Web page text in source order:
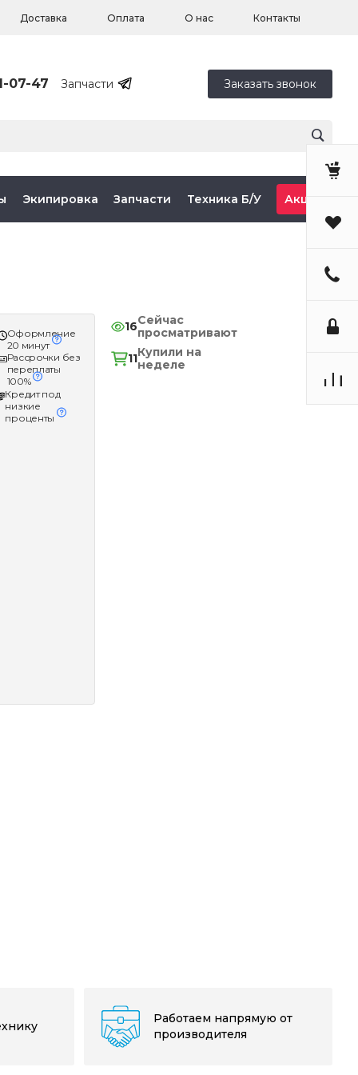
Доставка Оплата О нас Контакты
07-47 Запчасти Заказать звонок
Экипировка Запчасти Техника Б/У Акции
Оформление
20 минут
Рассрочки без
переплаты
100%
Кредит под
низкие
проценты
16Сейчас
просматривают
11Купили на
неделе
Работаем напрямую от
производителя